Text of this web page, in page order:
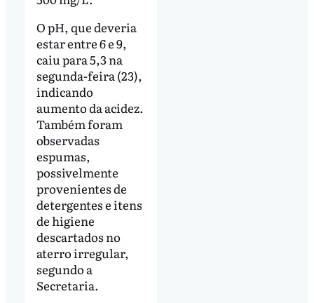
O pH, que deveria
estar entre 6 e 9,
caiu para 5,3 na
segunda-feira (23),
indicando
aumento da acidez.
Também foram
observadas
espumas,
possivelmente
provenientes de
detergentes e itens
de higiene
descartados no
aterro irregular,
segundo a
Secretaria.